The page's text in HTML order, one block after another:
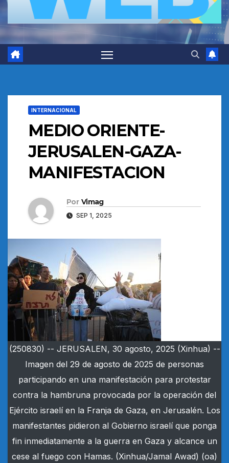
INTERNACIONAL
MEDIO ORIENTE-
JERUSALEN-GAZA-
MANIFESTACION
Por Vimag
SEP 1, 2025
(250830) -- JERUSALEN, 30 agosto, 2025 (Xinhua) --
Imagen del 29 de agosto de 2025 de personas
participando en una manifestación para protestar
contra la hambruna provocada por la operación del
Ejército israelí en la Franja de Gaza, en Jerusalén. Los
manifestantes pidieron al Gobierno israelí que ponga
fin inmediatamente a la guerra en Gaza y alcance un
cese al fuego con Hamas. (Xinhua/Jamal Awad) (oa)